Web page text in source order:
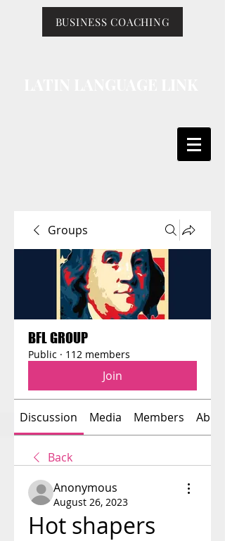
BUSINESS COACHING
Groups
BFL GROUP
Public · 112 members
Join
Discussion Media Members About
Back
Anonymous
August 26, 2023
Hot shapers